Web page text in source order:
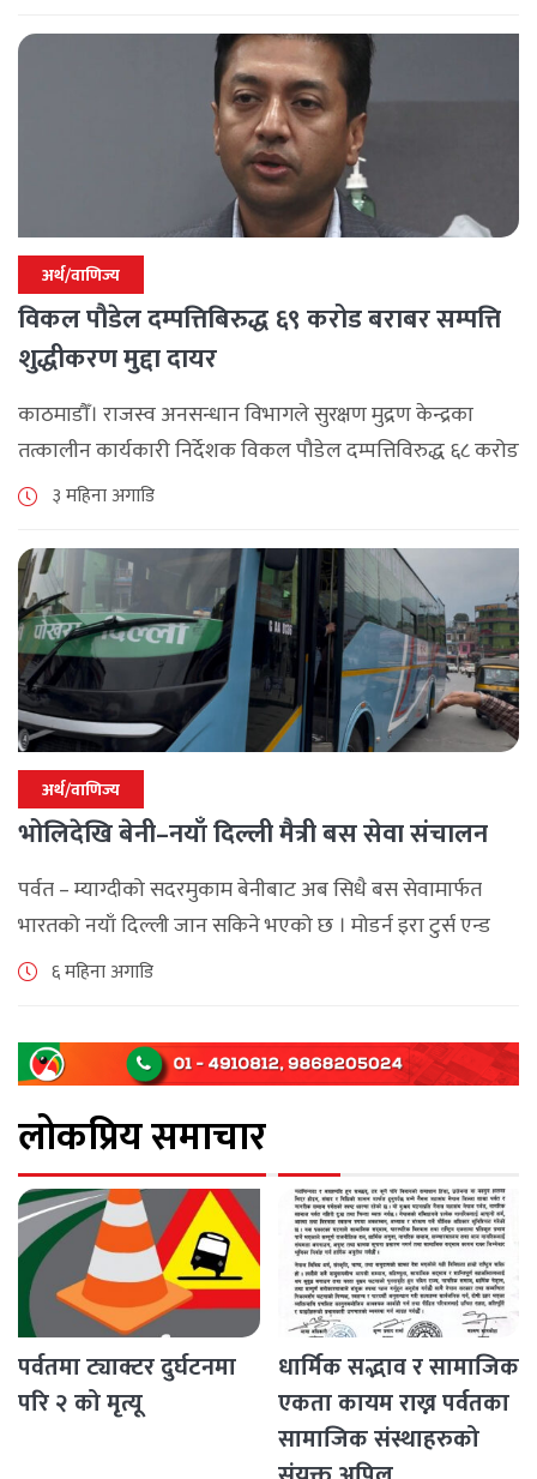
अर्थ/वाणिज्य
विकल पौडेल दम्पत्तिबिरुद्ध ६९ करोड बराबर सम्पत्ति
शुद्धीकरण मुद्दा दायर
काठमाडौँ। राजस्व अनसन्धान विभागले सुरक्षण मुद्रण केन्द्रका
तत्कालीन कार्यकारी निर्देशक विकल पौडेल दम्पत्तिविरुद्ध ६८ करोड
९४ लाख ६५ हजार रुपैयाँ बराबर बिगो दाबी गर्दै सम्पत्ति शुद्धीकरण
३ महिना अगाडि
अर्थ/वाणिज्य
भोलिदेखि बेनी–नयाँ दिल्ली मैत्री बस सेवा संचालन
पर्वत – म्याग्दीको सदरमुकाम बेनीबाट अब सिधै बस सेवामार्फत
भारतको नयाँ दिल्ली जान सकिने भएको छ । मोडर्न इरा टुर्स एन्ड
ट्राभल्स र सृष्टि यातायात प्रालिले भोली (माघ २१) देखि [...]
६ महिना अगाडि
लोकप्रिय समाचार
पर्वतमा ट्याक्टर दुर्घटनमा
परि २ को मृत्यू
धार्मिक सद्भाव र सामाजिक
एकता कायम राख्न पर्वतका
सामाजिक संस्थाहरुको